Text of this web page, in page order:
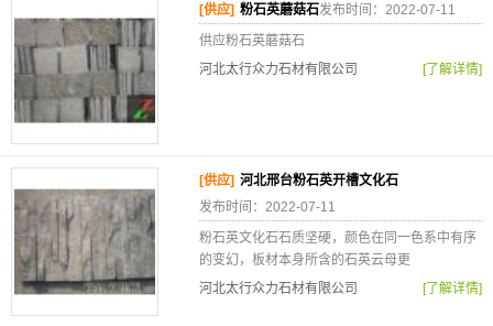
[供应] 粉石英蘑菇石发布时间：2022-07-11
供应粉石英蘑菇石
河北太行众力石材有限公司
[了解详情]
[供应] 河北邢台粉石英开槽文化石
发布时间：2022-07-11
粉石英文化石石质坚硬，颜色在同一色系中有序
的变幻，板材本身所含的石英云母更
河北太行众力石材有限公司
[了解详情]